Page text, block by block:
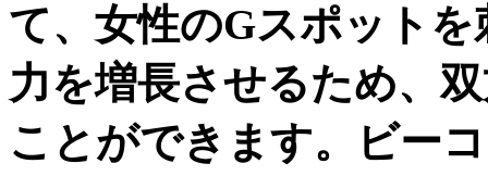
て、女性のGスポット
力を増長させるため、
ことができます。ビー